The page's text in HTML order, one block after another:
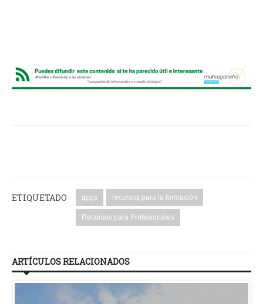
ETIQUETADO apps recursos para la formación
Recursos para Profesionales
ARTÍCULOS RELACIONADOS